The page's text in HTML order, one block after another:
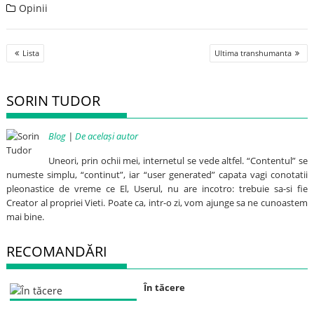
Opinii
Post
navigation
Lista Ultima transhumanta
SORIN TUDOR
Blog |De același autor
Uneori, prin ochii mei, internetul se vede altfel. “Contentul” se
numeste simplu, “continut”, iar “user generated” capata vagi conotatii
pleonastice de vreme ce El, Userul, nu are incotro: trebuie sa-si fie
Creator al propriei Vieti. Poate ca, intr-o zi, vom ajunge sa ne cunoastem
mai bine.
RECOMANDĂRI
În tăcere